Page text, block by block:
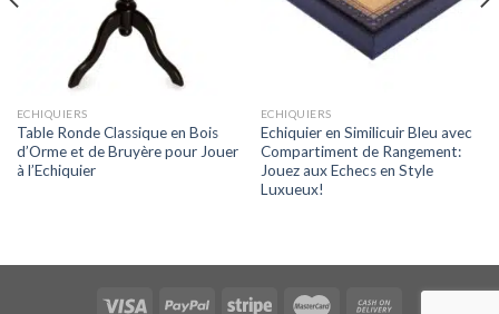
ECHIQUIERS
Table Ronde Classique en Bois
d’Orme et de Bruyère pour Jouer
à l’Echiquier
ECHIQUIERS
Echiquier en Similicuir Bleu avec
Compartiment de Rangement:
Jouez aux Echecs en Style
Luxueux!